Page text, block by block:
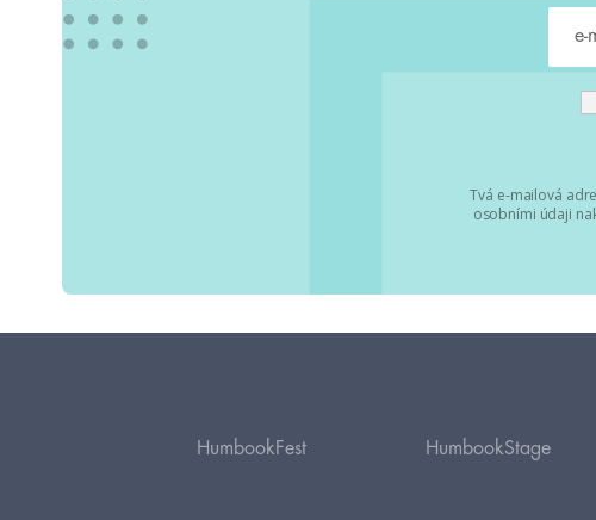
Tvá e-mailová
osobními údaji
HumbookFest HumbookStage